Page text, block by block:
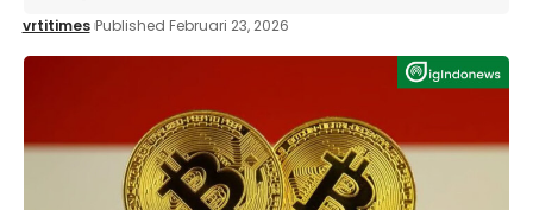
vrtitimes Published Februari 23, 2026